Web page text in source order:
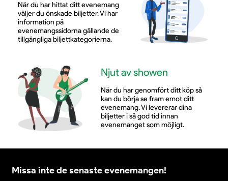
När du har hittat ditt evenemang
väljer du önskade biljetter. Vi har
information på
evenemangssidorna gällande de
tillgängliga biljettkategorierna.
Njut av showen
När du har genomfört ditt köp så
kan du börja se fram emot ditt
evenemang. Vi levererar dina
biljetter i så god tid innan
evenemanget som möjligt.
Missa inte de senaste evenemangen!